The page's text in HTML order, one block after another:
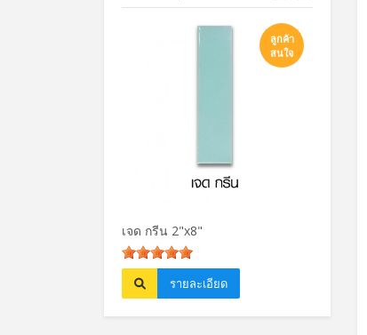
ลูกค้า
สนใจ
เจด กรีน 2"x8"
รายละเอียด